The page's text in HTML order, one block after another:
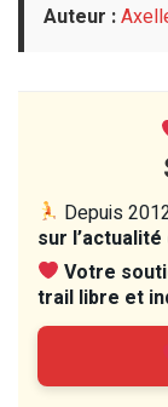
Auteur :
Depuis
sur
Votre
trail libre et